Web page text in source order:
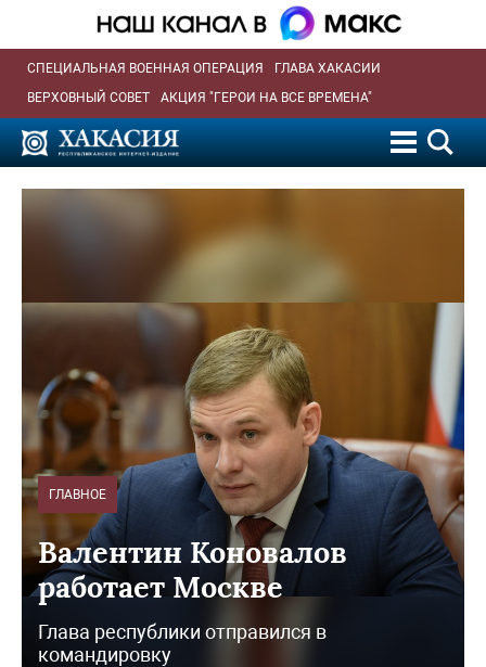
СПЕЦИАЛЬНАЯ ВОЕННАЯ ОПЕРАЦИЯ
ГЛАВА ХАКАСИИ
ВЕРХОВНЫЙ СОВЕТ
АКЦИЯ "ГЕРОИ НА ВСЕ ВРЕМЕНА"
ГЛАВНОЕ
Валентин Коновалов
работает Москве
Глава республики отправился в
командировку